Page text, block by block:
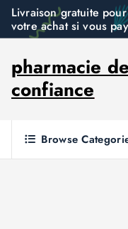
n
Livraison gratuite
votre achat si vous
pharmacie de
confiance
Browse